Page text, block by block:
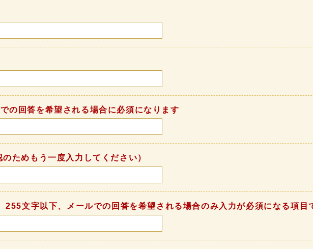
の回答を希望される場合に必須になります
のためもう一度入力してください）
255文字以下、メールでの回答を希望される場合のみ入力が必須になる項目